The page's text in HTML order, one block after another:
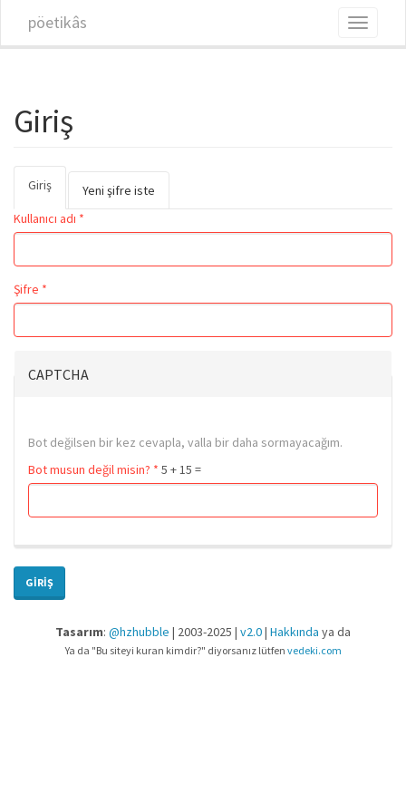
pöetikâs
Toggle
Giriş
Birincil sekmeler
Giriş
Yeni şifre iste
Kullanıcı adı *
Şifre *
CAPTCHA
Bot değilsen bir kez cevapla, valla bir daha sormayacağım.
Bot musun değil misin? * 5 + 15 =
GIRIŞ
Tasarım: @hzhubble | 2003-2025 | v2.0| Hakkında ya da
Ya da "Bu siteyi kuran kimdir?" diyorsanız lütfen vedeki.com